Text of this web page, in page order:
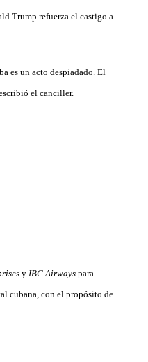
Trump refuerza el castigo a
es un acto despiadado. El
el canciller.
y IBC Airways para
cubana, con el propósito de